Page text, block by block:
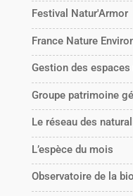
Festival Natur'Armor
France Nature
Gestion des espaces
Groupe patrimoine
Le réseau des
L’espèce du mois
Observatoire de la